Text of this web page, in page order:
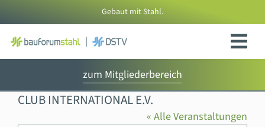
Inhalt
springen
Gebaut mit Stahl.
zum Mitgliederbereich
CLUB INTERNATIONAL E.V.
« Alle Veranstaltungen